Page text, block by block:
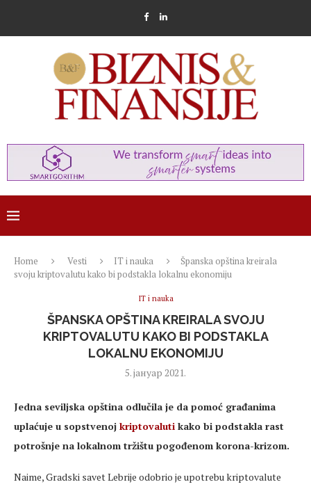
Home Vesti IT i nauka
Španska opština kreirala
svoju kriptovalutu kako bi podstakla lokalnu ekonomiju
IT i nauka
ŠPANSKA OPŠTINA KREIRALA SVOJU
KRIPTOVALUTU KAKO BI PODSTAKLA
LOKALNU EKONOMIJU
5. јануар 2021.
Jedna seviljska opština odlučila je da pomoć građanima
uplaćuje u sopstvenoj kriptovaluti kako bi podstakla rast
potrošnje na lokalnom tržištu pogođenom korona-krizom.
Naime, Gradski savet Lebrije odobrio je upotrebu kriptovalute